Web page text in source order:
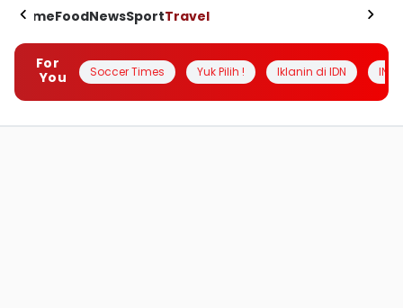
HomeFoodNewsSportTravel
For
You
Soccer Times Yuk Pilih ! Iklanin di IDN